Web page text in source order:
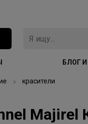
БЛОГ
красители